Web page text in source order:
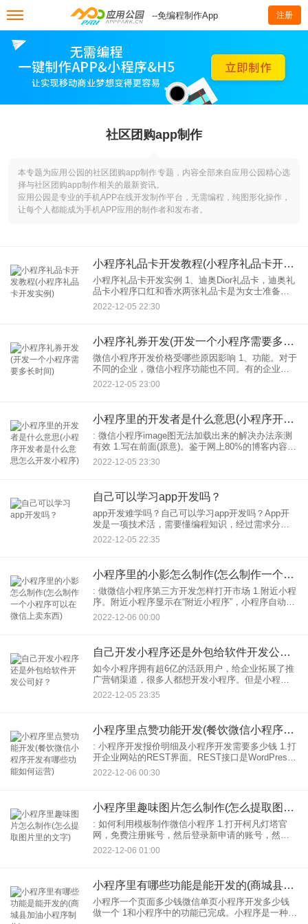
--免编程制作App 注册
社区团购app制作
本专题为应用公园的社区团购app制作专题，内容全部来自应用公园精心选
择与社区团购app制作相关的最新资讯。
应用公园是专业的手机APP在线开发制作平台，无需编程，纯图形化操作，
让每个人都能成为手机APP应用的制作者和发布者。
小程序礼品卡开发教程(小程序礼品卡开发实例)
小程序礼品卡开发实例 1、迪奥Dior礼品卡，迪奥礼
品卡小程序口红和香水两张礼品卡是为女士准备
的，香水礼品卡也是为男士准备的，让男士从另一
半身上感受到他们的心意。 2.滴滴出行卡，滴滴已
2022-12-05 22:30
小程序礼券开发(开发一个小程序需要多长时间)
微信小程序开发价格受哪些原因影响 1、功能。对于
不同的企业，微信小程序功能也不同。有的企业对
小程序的功能要求较低，所以开发的成本相对较
低。有的企业到小程序功能开发要求更高，比如商
2022-12-05 23:00
小程序里的开发者是什么意思(小程序开发者是什么意思怎么开发小程序)
: 微信小程序image图无法加载出来的解决办法亲测
有效 1.写在前面(原意)。鉴于网上80%的博客内容相
同，有时甚至错误的地方都是一样的，甚至没有更
改任何标点符号，我在工作学习中经常遇到这种情
2022-12-05 23:30
自己可以学习app开发吗？
app开发难学吗？自己可以学习app开发吗？App开
发是一项技术活，需要懂编程知识，经过需求分
析、产品原型设计、UI设计、前端开发（安卓/苹果
开发）、后端开发、测试等环节。由产品经理统
2022-12-05 22:35
小程序里的小影怎么制作(怎么制作一个小程序可以在微信上卖东西)
: 做微信小程序第三方开发怎样打开市场 1.附近小程
序。附近小程序显示在“附近小程序”，小程序自动显
示给周边5公里内的微信用户。所有符合条件的用户
是：011。 2.与朋友分享。目前小程序真的
2022-12-06 00:00
自己开发小程序还是外包给软件开发公司好？
如今小程序拥有超6亿的活跃用户，给企业拓展了推
广营销渠道，很多人都想开发小程序。但是小程序
开发有很多方式，其中自主开发和外包定制开发是
不少企业所倾向的选择。那自己开发小程序还是外
2022-12-05 23:35
小程序里点赞功能开发(餐饮微信小程序开发有哪些功能如何运营)
: 小程序开发报价明细及小程序开发需要多少钱 1.打
开企业网站的REST界面。REST接口是WordPress
网站的数据开放平台，使用WP网站最新版本的都是
默认开放的。 2.扩展企业网站的W
2022-12-06 00:30
小程序里趣味图片怎么制作(怎么提取图片里的文字)
: 如何利用模板制作微信小程序 1.打开柯凡灯塔官
网，免费注册账号，然后登录新申请的账号，然后
选择“灯塔小程序”开始微信小程序制作之旅。 2.进入
光站小程序栏目，点击左上角的“创建小程序”进
2022-12-06 01:00
小程序里有哪些功能是能开发的(商城县加油小程序制作)
小程序一个页面多少钱微信单页小程序开发多少钱
做一个 1和小程序中的功能已完成。小程序是一种工